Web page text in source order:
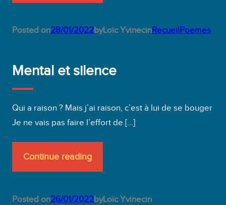
Posted on28/01/2022byLoïc YvinecinRecueilPoemes
Mental et silence
Qui a raison ? Mais j’ai raison, c’est à lui de se bouger
Je ne vais pas faire l’effort de […]
Continue reading
Posted on26/01/2022byLoïc Yvinecin